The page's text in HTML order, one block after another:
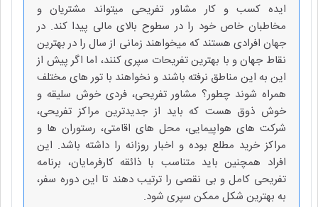
ایده کسب و کار مشاور تفریحی میتواند مشتریان و
مخاطبان خاص خود را در سطوح بالای مالی پیدا کند. در
جهان افرادی هستند که میخواهند زمانی از سال را در بهترین
نقاط جهان و با بهترین تفریحات سپری کنند، اما اگر پیش از
این به این مناطق نرفته باشند و نخواهند با تور های مختلف
همراه شوند چطور؟ مشاور تفریحی، فردی خوش سلیقه و
خوش ذوق هست که باید از جدیدترین مراکز تفریحی،
شرکت های هواپیمایی، محل های اقامتی، رستوران ها و
مراکز خرید مطلع بوده و اخبار روزانه را داشته باشد. این
افراد همچنین باید متناسب با ذائقه کارفرمایان، برنامه
تفریحی کامل و بی نقصی را ترتیب دهند تا این دوره سفر،
به بهترین شکل ممکن سپری شود.